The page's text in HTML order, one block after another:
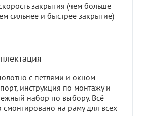
закрытия (чем больше
сильнее и быстрее закрытие)
с петлями и окном
инструкция по монтажу и
набор по выбору. Всё
смонтировано на раму для всех